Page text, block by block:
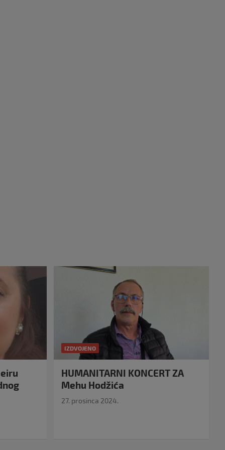
IZDVOJENO
HUMANITARNI KONCERT ZA
Mehu Hodžića
27. prosinca 2024.